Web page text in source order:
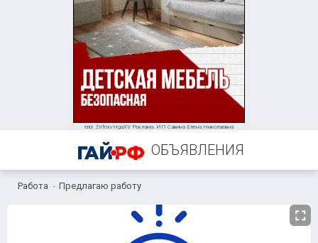
erid: 2VfnxvHgaXV Реклама. ИП Савина Елена Николаевна
ОБЪЯВЛЕНИЯ
Работа Предлагаю работу